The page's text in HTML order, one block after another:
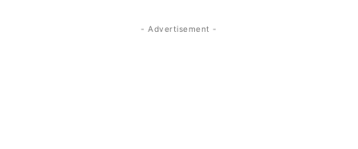
- Advertisement -